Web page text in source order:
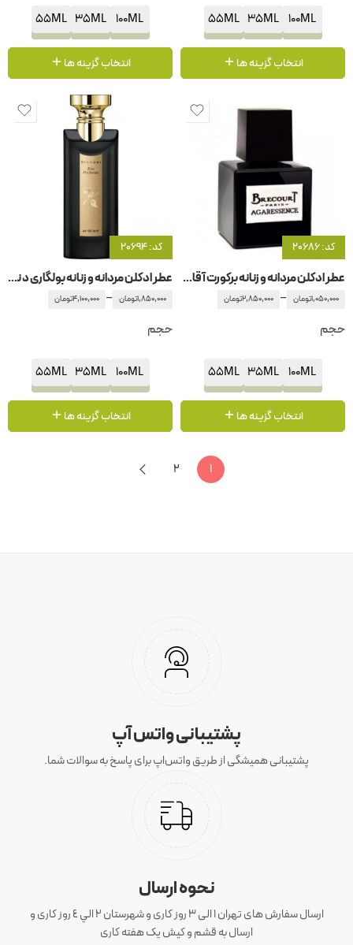
100ML
35ML
55ML
انتخاب گزینه ها
100ML
35ML
55ML
انتخاب گزینه ها
کد: 20686
عطر ادکلن مردانه و زنانه برکورت آقار اسنس – برکورت آگارسنس
1,050,000تومان –
2,850,000تومان
حجم
100ML
35ML
55ML
انتخاب گزینه ها
کد: 20694
عطر ادکلن مردانه و زنانه بولگاری د نویر
1,850,000تومان –
4,100,000تومان
حجم
100ML
35ML
55ML
انتخاب گزینه ها
1
2
پشتیبانی واتس آپ
پشتیبانی همیشگی از طریق واتس‌اپ برای پاسخ به سوالات شما.
نحوه ارسال
ارسال سفارش های تهران 1 الی 3 روز کاری و شهرستان ٢ الي ٤ روز کاری و
ارسال به قشم و کیش یک هفته کاری